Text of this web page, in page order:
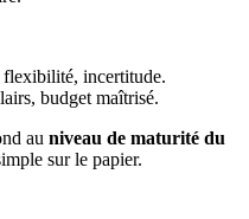
incertitude.
budget maîtrisé.
au niveau de maturité du
sur le papier.